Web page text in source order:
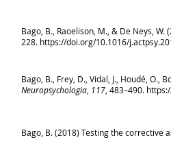
Bago, B., Raoelison, M., & De Neys,
228. https://doi.org/10.1016/
Bago, B., Frey, D., Vidal, J., Houdé,
Neuropsychologia 117 , 483–490.
Bago, B. (2018) Testing the